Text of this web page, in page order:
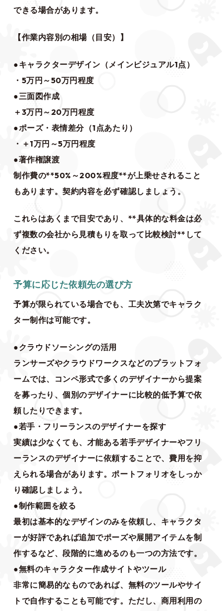
できる場合があります。
【作業内容別の相場（目安）】
●キャラクターデザイン（メインビジュアル1点）
・5万円～50万円程度
●三面図作成
＋3万円～20万円程度
●ポーズ・表情差分（1点あたり）
・＋1万円～5万円程度
●著作権譲渡
制作費の**50%～200%程度**が上乗せされること
もあります。契約内容を必ず確認しましょう。
これらはあくまで目安であり、**具体的な料金は必
ず複数の会社から見積もりを取って比較検討**して
ください。
予算に応じた依頼先の選び方
予算が限られている場合でも、工夫次第でキャラク
ター制作は可能です。
●クラウドソーシングの活用
ランサーズやクラウドワークスなどのプラットフォ
ームでは、コンペ形式で多くのデザイナーから提案
を募ったり、個別のデザイナーに比較的低予算で依
頼したりできます。
●若手・フリーランスのデザイナーを探す
実績は少なくても、才能ある若手デザイナーやフリ
ーランスのデザイナーに依頼することで、費用を抑
えられる場合があります。ポートフォリオをしっか
り確認しましょう。
●制作範囲を絞る
最初は基本的なデザインのみを依頼し、キャラクタ
ーが好評であれば追加でポーズや展開アイテムを制
作するなど、段階的に進めるのも一つの方法です。
●無料のキャラクター作成サイトやツール
非常に簡易的なものであれば、無料のツールやサイ
トで自作することも可能です。ただし、商用利用の